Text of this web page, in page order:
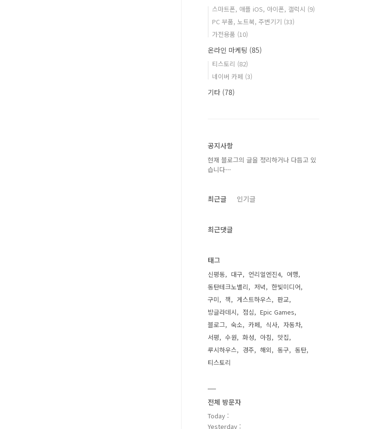
스마트폰, 애플 iOS, 아이폰, 갤럭시 (9)
PC 부품, 노트북, 주변기기 (33)
가전용품 (10)
온라인 마케팅 (85)
티스토리 (82)
네이버 카페 (3)
기타 (78)
공지사항
현재 블로그의 글을 정리하거나 다듬고 있
습니다⋯
최근글 인기글
최근댓글
태그
신평동 대구 언리얼엔진4
여행
동탄테크노밸리
저녁
한빛미디어
구미
책 게스트하우스
판교
방글라데시
점심
Epic Games
블로그
숙소 카페 식사
자동차
서평
수원 화성 아침
맛집
루시하우스
경주 해외 동구
동탄
티스토리
전체 방문자
Today :
Yesterday :